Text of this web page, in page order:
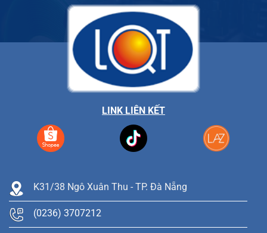
LINK LIÊN KẾT
K31/38 Ngô Xuân Thu - TP. Đà Nẵng
(0236) 3707212